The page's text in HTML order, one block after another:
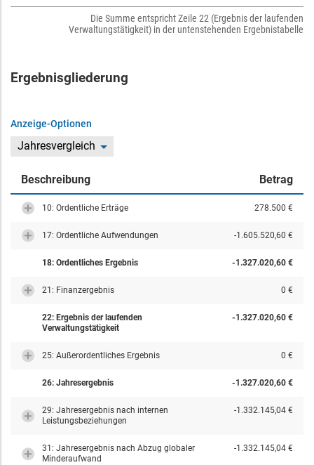
Die Summe entspricht Zeile 22 (Ergebnis der laufenden
Verwaltungstätigkeit) in der untenstehenden Ergebnistabelle
Ergebnisgliederung
Anzeige-Optionen
Jahresvergleich
Beschreibung Betrag
10: Ordentliche Erträge 278.500 €
17: Ordentliche Aufwendungen -1.605.520,60 €
18: Ordentliches Ergebnis -1.327.020,60 €
21: Finanzergebnis 0 €
22: Ergebnis der laufenden
Verwaltungstätigkeit
-1.327.020,60 €
25: Außerordentliches Ergebnis 0 €
26: Jahresergebnis -1.327.020,60 €
29: Jahresergebnis nach internen
Leistungsbeziehungen
-1.332.145,04 €
31: Jahresergebnis nach Abzug globaler
Minderaufwand
-1.332.145,04 €